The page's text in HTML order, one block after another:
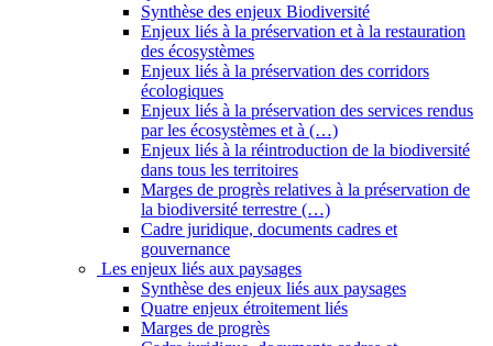
Synthèse des enjeux Biodiversité
Enjeux liés à la préservation et à la restauration
des écosystèmes
Enjeux liés à la préservation des corridors
écologiques
Enjeux liés à la préservation des services rendus
par les écosystèmes et à (…)
Enjeux liés à la réintroduction de la biodiversité
dans tous les territoires
Marges de progrès relatives à la préservation de
la biodiversité terrestre (…)
Cadre juridique, documents cadres et
gouvernance
Les enjeux liés aux paysages
Synthèse des enjeux liés aux paysages
Quatre enjeux étroitement liés
Marges de progrès